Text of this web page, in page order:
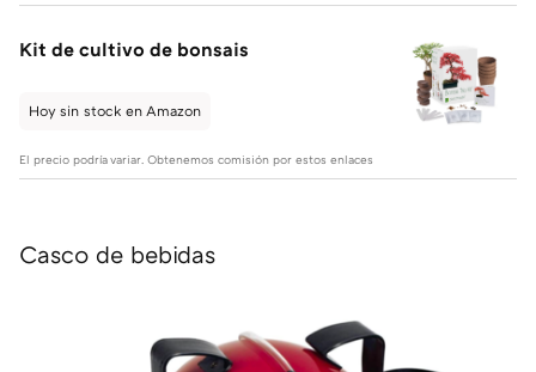
Kit de cultivo de bonsais
Hoy sin stock en Amazon
El precio podría variar. Obtenemos comisión por estos enlaces
Casco de bebidas